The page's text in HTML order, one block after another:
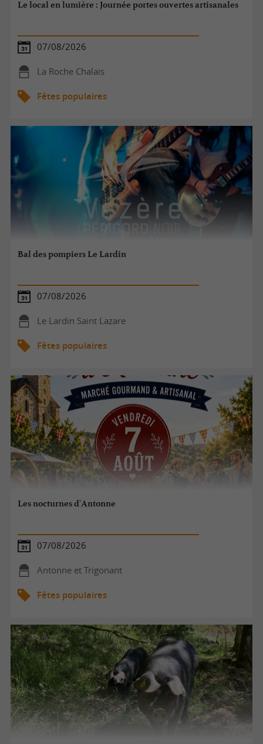
Le local en lumière : Journée portes ouvertes artisanales
07/08/2026
La Roche Chalais
Fêtes populaires
Bal des pompiers Le Lardin
07/08/2026
Le Lardin Saint Lazare
Fêtes populaires
Les nocturnes d'Antonne
07/08/2026
Antonne et Trigonant
Fêtes populaires